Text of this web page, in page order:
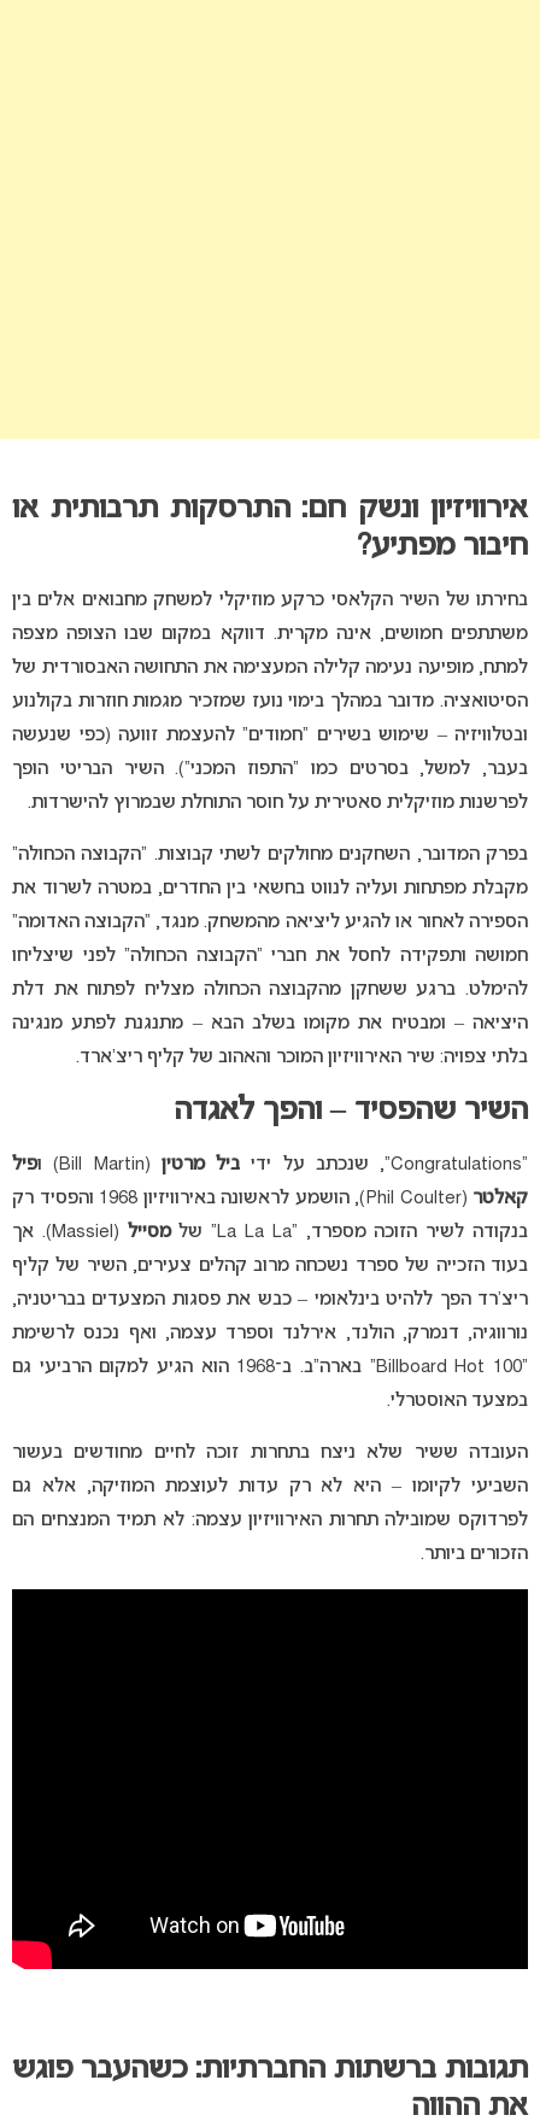
אירוויזיון ונשק חם: התרסקות תרבותית או
חיבור מפתיע?
בחירתו של השיר הקלאסי כרקע מוזיקלי למשחק מחבואים אלים בין
משתתפים חמושים, אינה מקרית. דווקא במקום שבו הצופה מצפה
למתח, מופיעה נעימה קלילה המעצימה את התחושה האבסורדית של
הסיטואציה. מדובר במהלך בימוי נועז שמזכיר מגמות חוזרות בקולנוע
ובטלוויזיה – שימוש בשירים “חמודים” להעצמת זוועה (כפי שנעשה
בעבר, למשל, בסרטים כמו “התפוז המכני”). השיר הבריטי הופך
לפרשנות מוזיקלית סאטירית על חוסר התוחלת שבמרוץ להישרדות.
בפרק המדובר, השחקנים מחולקים לשתי קבוצות. “הקבוצה הכחולה”
מקבלת מפתחות ועליה לנווט בחשאי בין החדרים, במטרה לשרוד את
הספירה לאחור או להגיע ליציאה מהמשחק. מנגד, “הקבוצה האדומה”
חמושה ותפקידה לחסל את חברי “הקבוצה הכחולה” לפני שיצליחו
להימלט. ברגע ששחקן מהקבוצה הכחולה מצליח לפתוח את דלת
היציאה – ומבטיח את מקומו בשלב הבא – מתנגנת לפתע מנגינה
בלתי צפויה: שיר האירוויזיון המוכר והאהוב של קליף ריצ’ארד.
השיר שהפסיד – והפך לאגדה
“Congratulations”, שנכתב על ידי ביל מרטין (Bill Martin) ו
פיל
קאלטר
(Phil Coulter), הושמע לראשונה באירוויזיון 1968 והפסיד רק
בנקודה לשיר הזוכה מספרד, “La La La” של
מסייל
(Massiel). אך
בעוד הזכייה של ספרד נשכחה מרוב קהלים צעירים, השיר של קליף
ריצ’רד הפך ללהיט בינלאומי – כבש את פסגות המצעדים בבריטניה,
נורווגיה, דנמרק, הולנד, אירלנד וספרד עצמה, ואף נכנס לרשימת
“Billboard Hot 100” בארה”ב. ב־1968 הוא הגיע למקום הרביעי גם
במצעד האוסטרלי.
העובדה ששיר שלא ניצח בתחרות זוכה לחיים מחודשים בעשור
השביעי לקיומו – היא לא רק עדות לעוצמת המוזיקה, אלא גם
לפרדוקס שמובילה תחרות האירוויזיון עצמה: לא תמיד המנצחים הם
הזכורים ביותר.
תגובות ברשתות החברתיות: כשהעבר פוגש
את ההווה